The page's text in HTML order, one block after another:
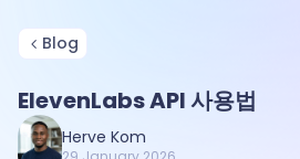
Blog
ElevenLabs API 사용법
Herve Kom